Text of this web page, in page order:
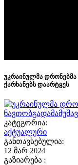
უკრაინულმა
ქარხანებს დაარტყეს
კატეგორია:
აქტუალური
განთავსებულია:
12 მარ 2024
გაზიარება :